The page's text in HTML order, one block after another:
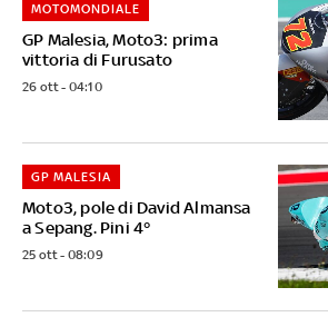
GP Malesia, Moto3: prima
vittoria di Furusato
MOTOMONDIALE
26 ott - 04:10
Moto3, pole di David Almansa
a Sepang. Pini 4°
GP MALESIA
25 ott - 08:09